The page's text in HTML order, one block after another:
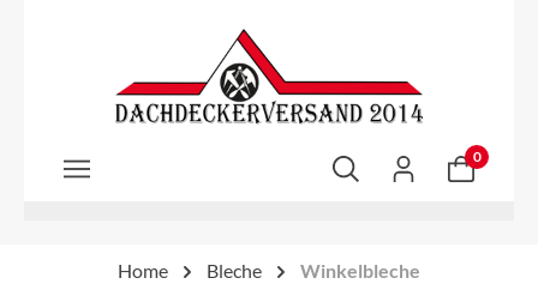
Zum Hauptinhalt springen
0
Home Bleche Winkelbleche